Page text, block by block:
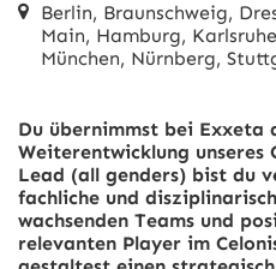
Berlin, Braunschweig,
Main, Hamburg,
München, Nürnberg,
Du übernimmst bei Exxeta
Weiterentwicklung unseres
Lead (all genders) bist du
fachliche und
wachsenden Teams und
relevanten Player im